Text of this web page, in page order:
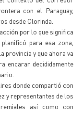
con el Paraguay,
desde Clorinda.
por lo que significa
para esa zona,
provincia y que ahora va
encarar decididamente
donde compartió con
y representantes de los
así como con